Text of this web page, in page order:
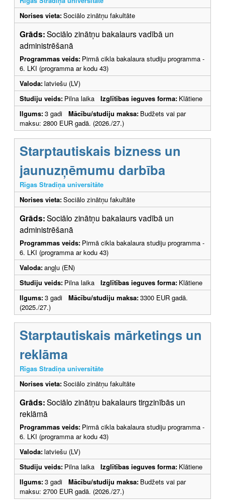
Norises vieta:Sociālo zinātņu fakultāte
Grāds:Sociālo zinātņu bakalaurs vadībā un
administrēšanā
Programmas veids: Pirmā cikla bakalaura studiju programma -
6. LKI (programma ar kodu 43)
Valoda:latviešu (LV)
Studiju veids: Pilna laika Izglītības ieguves forma: Klātiene
Ilgums:3 gadi Mācību/studiju maksa: Budžets vai par
maksu: 2800 EUR gadā. (2026./27.)
Starptautiskais bizness un
jaunuzņēmumu darbība
Rīgas Stradiņa universitāte
Norises vieta:Sociālo zinātņu fakultāte
Grāds:Sociālo zinātņu bakalaurs vadībā un
administrēšanā
Programmas veids: Pirmā cikla bakalaura studiju programma -
6. LKI (programma ar kodu 43)
Valoda:angļu (EN)
Studiju veids: Pilna laika Izglītības ieguves forma: Klātiene
Ilgums:3 gadi Mācību/studiju maksa:3300 EUR gadā.
(2025./27.)
Starptautiskais mārketings un
reklāma
Rīgas Stradiņa universitāte
Norises vieta:Sociālo zinātņu fakultāte
Grāds:Sociālo zinātņu bakalaurs tirgzinībās un
reklāmā
Programmas veids: Pirmā cikla bakalaura studiju programma -
6. LKI (programma ar kodu 43)
Valoda:latviešu (LV)
Studiju veids: Pilna laika Izglītības ieguves forma: Klātiene
Ilgums:3 gadi Mācību/studiju maksa: Budžets vai par
maksu: 2700 EUR gadā. (2026./27.)